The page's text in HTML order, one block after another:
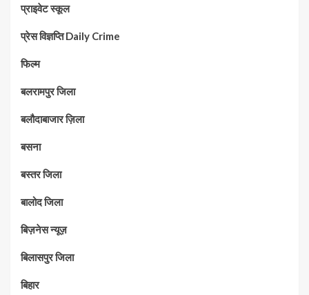
प्राइवेट स्कूल
प्रेस विज्ञप्ति Daily Crime
फिल्म
बलरामपुर जिला
बलौदाबाजार ज़िला
बसना
बस्तर जिला
बालोद जिला
बिज़नेस न्यूज़
बिलासपुर जिला
बिहार